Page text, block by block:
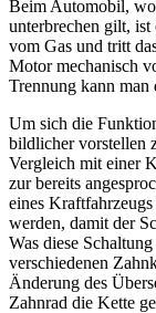
Beim Automobil, wo
unterbrechen gilt,
vom Gas und tritt
Motor mechanisch
Trennung kann man
Um sich die
bildlicher vorstellen
Vergleich mit einer
zur bereits
eines
werden, damit der
Was diese
verschiedenen
Änderung des
Zahnrad die Kette